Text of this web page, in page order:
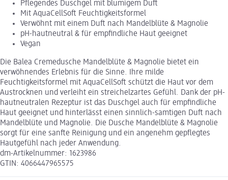
Pflegendes Duschgel mit blumigem Duft
Mit AquaCellSoft Feuchtigkeitsformel
Verwöhnt mit einem Duft nach Mandelblüte & Magnolie
pH-hautneutral & für empfindliche Haut geeignet
Vegan
Die Balea Cremedusche Mandelblüte & Magnolie bietet ein
verwöhnendes Erlebnis für die Sinne. Ihre milde
Feuchtigkeitsformel mit AquaCellSoft schützt die Haut vor dem
Austrocknen und verleiht ein streichelzartes Gefühl. Dank der pH-
hautneutralen Rezeptur ist das Duschgel auch für empfindliche
Haut geeignet und hinterlässt einen sinnlich-samtigen Duft nach
Mandelblüte und Magnolie. Die Dusche Mandelblüte & Magnolie
sorgt für eine sanfte Reinigung und ein angenehm gepflegtes
Hautgefühl nach jeder Anwendung.
dm-Artikelnummer: 1623986
GTIN: 4066447965575